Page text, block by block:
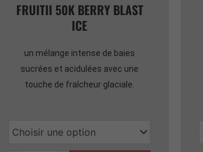
FRUITII 50K BERRY BLAST
ICE
un mélange intense de baies
sucrées et acidulées avec une
touche de fraîcheur glaciale.